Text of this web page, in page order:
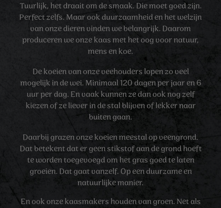
Tuurlijk, het draait om de smaak. Die moet goed zijn.
Perfect zelfs. Maar ook duurzaamheid en het welzijn
van onze dieren vinden we belangrijk. Daarom
produceren we onze kaas met het oog voor natuur,
mens en koe.
De koeien van onze veehouders lopen zo veel
mogelijk in de wei. Minimaal 120 dagen per jaar en 6
uur per dag. En vaak kunnen ze dan ook nog zelf
kiezen of ze liever in de stal blijven of lekker naar
buiten gaan.
Daarbij grazen onze koeien meestal op veengrond.
Dat betekent dat er geen stikstof aan de grond hoeft
te worden toegevoegd om het gras goed te laten
groeien. Dat gaat vanzelf. Op een duurzame en
natuurlijke manier.
En ook onze kaasmakers houden van groen. Net als